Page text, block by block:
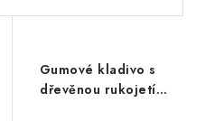
Gumové kladivo s
dřevěnou rukojetí